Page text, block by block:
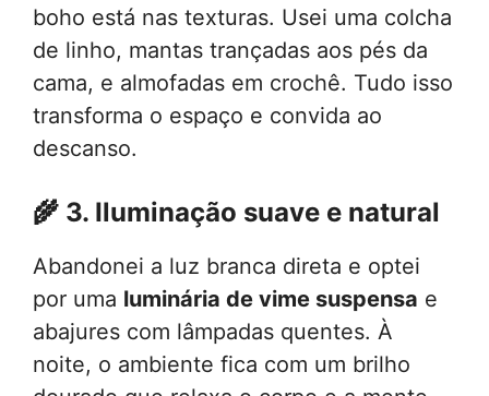
boho está nas texturas. Usei uma colcha
de linho, mantas trançadas aos pés da
cama, e almofadas em crochê. Tudo isso
transforma o espaço e convida ao
descanso.
🌾 3. Iluminação suave e natural
Abandonei a luz branca direta e optei
por uma luminária de vime suspensa e
abajures com lâmpadas quentes. À
noite, o ambiente fica com um brilho